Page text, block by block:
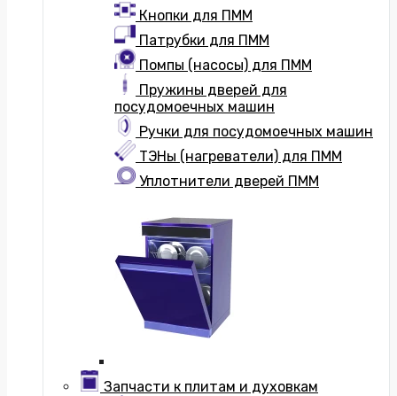
Кнопки для ПММ
Патрубки для ПММ
Помпы (насосы) для ПММ
Пружины дверей для
посудомоечных машин
Ручки для посудомоечных машин
ТЭНы (нагреватели) для ПММ
Уплотнители дверей ПММ
Запчасти к плитам и духовкам